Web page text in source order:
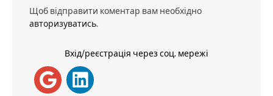
Щоб відправити коментар вам необхідно
авторизуватись.
Вхід/реєстрація через соц. мережі